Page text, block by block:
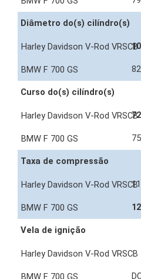
Diâmetro do(s) cilíndro(s)
Curso do(s) cilíndro(s)
Taxa de compressão
Vela de ignição